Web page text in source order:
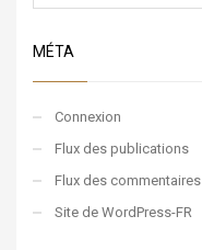
MÉTA
Connexion
Flux des publications
Flux des commentaires
Site de WordPress-FR